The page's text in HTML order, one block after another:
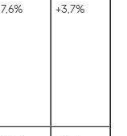
7,6% +3,7%